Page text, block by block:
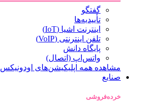
گفتگو
تأییدیه‌ها
اینترنت اشیا (IoT)
تلفن اینترنتی (VoIP)
پایگاه دانش
واتس‌اپ (اتصال)
مشاهده همه اپلیکیشن‌های اودونیکس
صنایع
خرده‌فروشی